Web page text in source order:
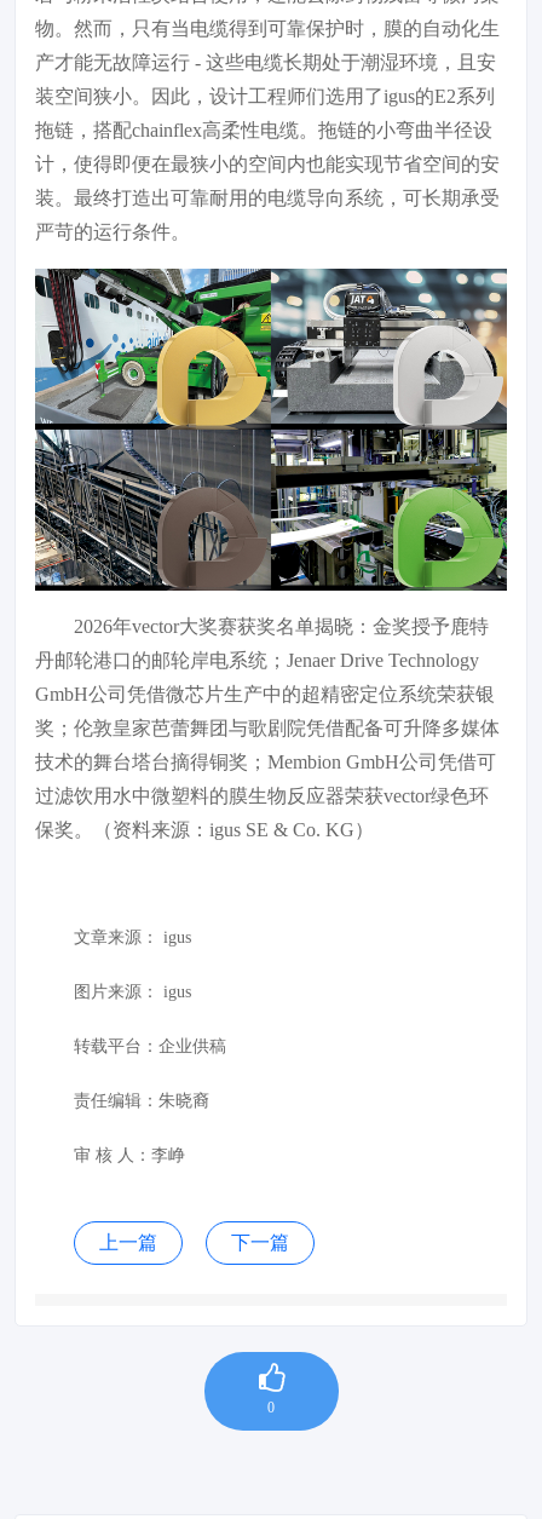
物。然而，只有当电缆得到可靠保护时，膜的自动化生
产才能无故障运行 - 这些电缆长期处于潮湿环境，且安
装空间狭小。因此，设计工程师们选用了igus的E2系列
拖链，搭配chainflex高柔性电缆。拖链的小弯曲半径设
计，使得即便在最狭小的空间内也能实现节省空间的安
装。最终打造出可靠耐用的电缆导向系统，可长期承受
严苛的运行条件。
2026年vector大奖赛获奖名单揭晓：金奖授予鹿特
丹邮轮港口的邮轮岸电系统；Jenaer Drive Technology
GmbH公司凭借微芯片生产中的超精密定位系统荣获银
奖；伦敦皇家芭蕾舞团与歌剧院凭借配备可升降多媒体
技术的舞台塔台摘得铜奖；Membion GmbH公司凭借可
过滤饮用水中微塑料的膜生物反应器荣获vector绿色环
保奖。（资料来源：igus SE & Co. KG）
文章来源： igus
图片来源： igus
转载平台：企业供稿
责任编辑：朱晓裔
审 核 人：李峥
上一篇 下一篇
0